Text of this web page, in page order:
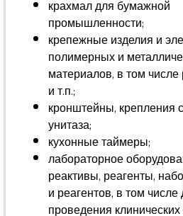
крахмал для бумажной
промышленности;
крепежные изделия и
полимерных и
материалов, в том
и т.п.;
кронштейны, крепления
унитаза;
кухонные таймеры;
лабораторное
реактивы, реагенты,
и реагентов, в том числе
проведения